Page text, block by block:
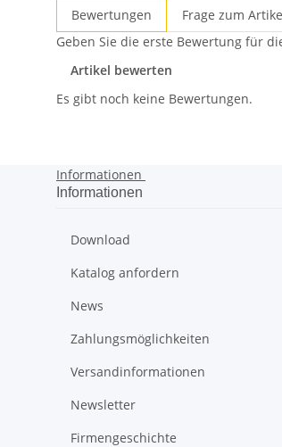
Bewertungen
Frage zum
Geben Sie die erste Bewertung für
Artikel bewerten
Es gibt noch keine Bewertungen.
Informationen
Informationen
Download
Katalog anfordern
News
Zahlungsmöglichkeiten
Versandinformationen
Newsletter
Firmengeschichte